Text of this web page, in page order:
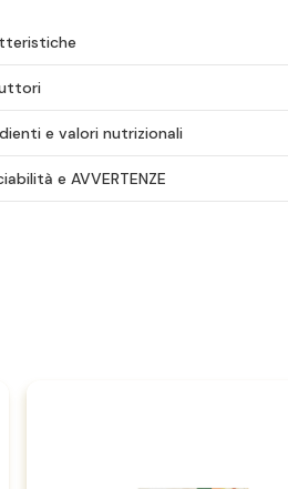
e valori nutrizionali
e AVVERTENZE